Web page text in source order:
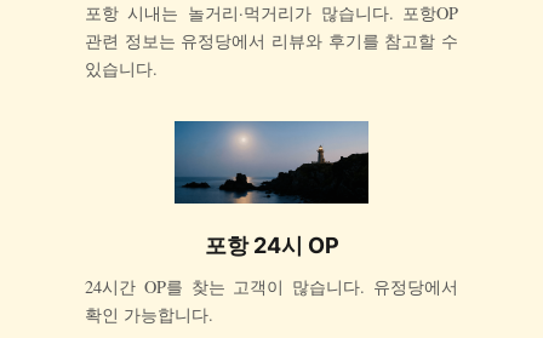
포항 시내는 놀거리·먹거리가 많습니다. 포항OP
관련 정보는 유정당에서 리뷰와 후기를 참고할 수
있습니다.
포항 24시 OP
24시간 OP를 찾는 고객이 많습니다. 유정당에서
확인 가능합니다.